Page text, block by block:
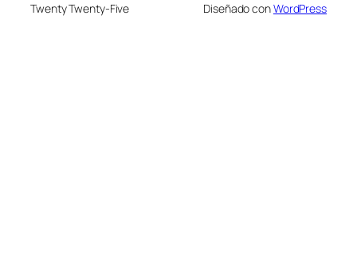
Twenty Twenty-Five Diseñado conWordPress